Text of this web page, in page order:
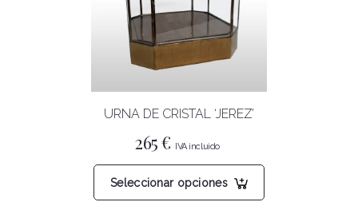
URNA DE CRISTAL ‘JEREZ’
265€
Seleccionar opciones
Este